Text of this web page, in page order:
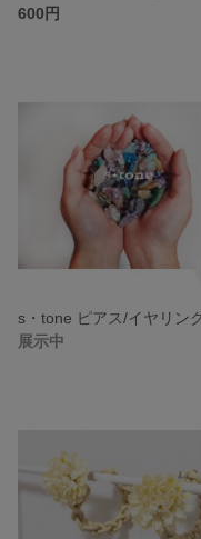
600円
s・tone ピアス/イヤリン
展示中